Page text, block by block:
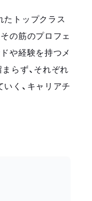
たトップクラス
の筋のプロフェ
や経験を持つメ
らず、それぞれ
く、キャリアチ